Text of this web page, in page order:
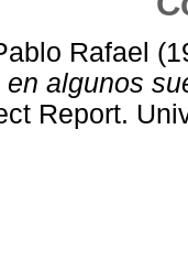
Rafael
algunos
Report.